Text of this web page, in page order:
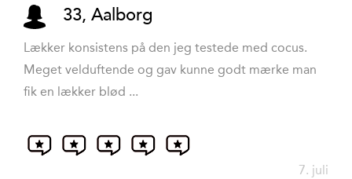
33, Aalborg
Lækker konsistens på den jeg testede med cocus.
Meget velduftende og gav kunne godt mærke man
fik en lækker blød ...
7. juli